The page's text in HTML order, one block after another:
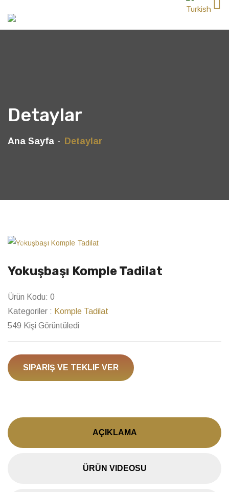
Detaylar
Ana Sayfa Detaylar
Previous
Yokuşbaşı Komple Tadilat
Ürün Kodu: 0
Kategoriler : Komple Tadilat
549 Kişi Görüntüledi
SIPARIŞ VE TEKLIF VER
AÇIKLAMA
ÜRÜN VIDEOSU